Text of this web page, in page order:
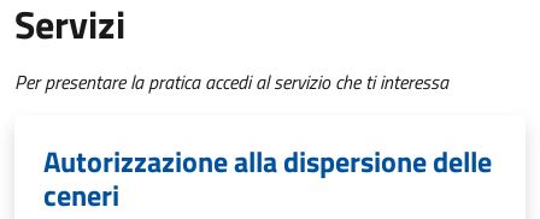
Servizi
Per presentare la pratica accedi al servizio che ti interessa
Autorizzazione alla dispersione delle
ceneri